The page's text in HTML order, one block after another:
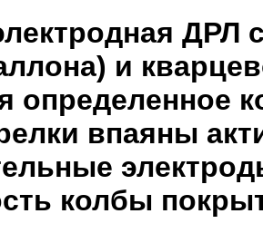
ДРЛ
и
определенное
впаяны
колбы